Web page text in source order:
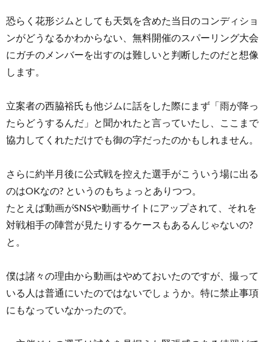
恐らく花形ジムとしても天気を含めた当日のコンディショ
ンがどうなるかわからない、無料開催のスパーリング大会
にガチのメンバーを出すのは難しいと判断したのだと想像
します。
立案者の西脇裕氏も他ジムに話をした際にまず「雨が降っ
たらどうするんだ」と聞かれたと言っていたし、ここまで
協力してくれただけでも御の字だったのかもしれません。
さらに約半月後に公式戦を控えた選手がこういう場に出る
のはOKなの? というのもちょっとありつつ。
たとえば動画がSNSや動画サイトにアップされて、それを
対戦相手の陣営が見たりするケースもあるんじゃないの?
と。
僕は諸々の理由から動画はやめておいたのですが、撮って
いる人は普通にいたのではないでしょうか。特に禁止事項
にもなっていなかったので。